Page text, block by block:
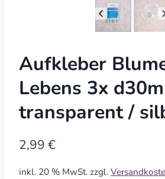
Aufkleber
Lebens 3x
transparent /
2,99 €
inkl. 20 % MwSt. zzgl.